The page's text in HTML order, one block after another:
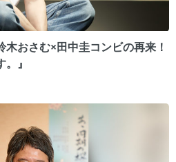
木おさむ×田中圭コンビの再来！
』